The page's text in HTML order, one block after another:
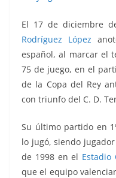
El 17 de diciembre
Rodríguez López
español, al marcar el
75 de juego, en el
de la Copa del Rey
con triunfo del C. D.
Su último partido en
lo jugó, siendo
de 1998 en el Estadio
que el equipo